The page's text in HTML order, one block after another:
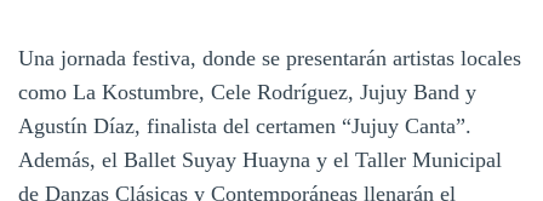
Una jornada festiva, donde se presentarán artistas locales
como La Kostumbre, Cele Rodríguez, Jujuy Band y
Agustín Díaz, finalista del certamen “Jujuy Canta”.
Además, el Ballet Suyay Huayna y el Taller Municipal
de Danzas Clásicas y Contemporáneas llenarán el